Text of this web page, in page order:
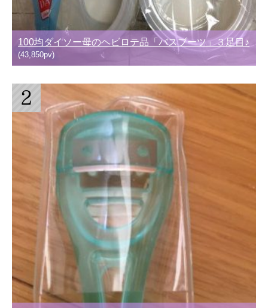
100均ダイソー母のヘビロテ品「バスブーツ」３足目♪
(43,850pv)